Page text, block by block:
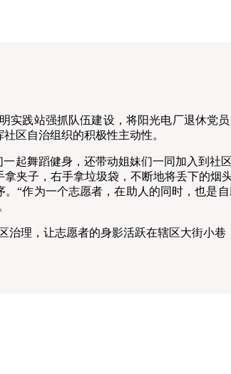
实践站强抓队伍建设，将阳光电厂退休党
区自治组织的积极性主动性。
舞蹈健身，还带动姐妹们一同加入到社
夹子，右手拿垃圾袋，不断地将丢下的
“作为一个志愿者，在助人的同时，也是
，让志愿者的身影活跃在辖区大街小巷